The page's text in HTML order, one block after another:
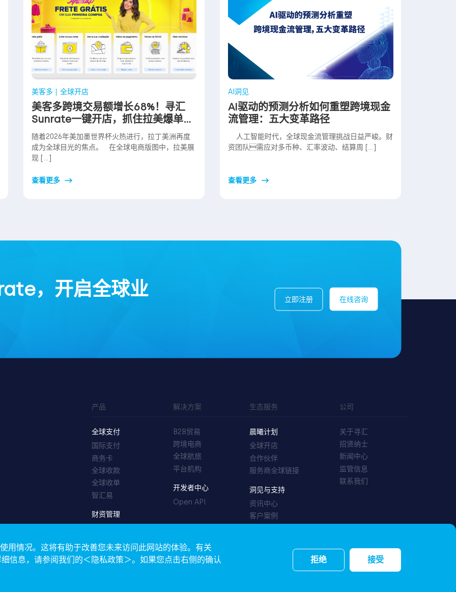
美客多 全球开店
美客多跨境交易额增长68%！寻汇
Sunrate一键开店，抓住拉美爆单红
利
随着2026年美加墨世界杯火热进行，拉丁美洲再度
成为全球目光的焦点。 在全球电商版图中，拉美展
现 […]
查看更多
AI洞见
AI驱动的预测分析如何重塑跨境现金
流管理：五大变革路径
人工智能时代，全球现金流管理挑战日益严峻。财
资团队需应对多币种、汇率波动、结算周 […]
查看更多
，开启全球业 立即注册 在线咨询
产品
全球支付
国际支付
商务卡
全球收款
全球收单
智汇易
财资管理
解决方案
B2B贸易
跨境电商
全球航旅
平台机构
开发者中心
Open API
生态服务
晨曦计划
全球开店
合作伙伴
服务商全球链接
洞见与支持
资讯中心
客户案例
公司
关于寻汇
招贤纳士
新闻中心
监管信息
联系我们
用情况。这将有助于改善您未来访问此网站的体验。有关
信息，请参阅我们的＜隐私政策＞。如果您点击右侧的确认
拒绝 接受